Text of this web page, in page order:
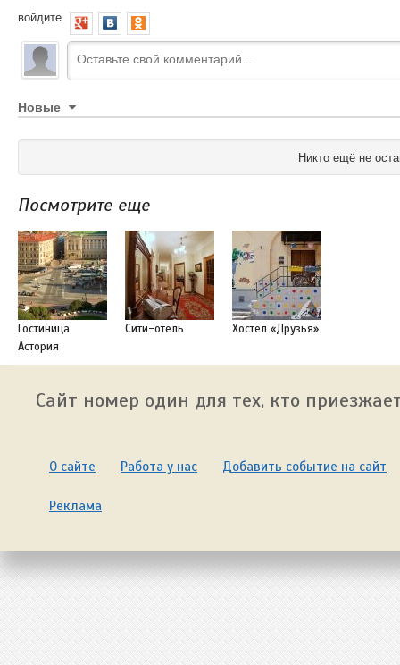
войдите
Новые
Никто ещё не
Посмотрите еще
Гостиница
Астория
Сити-отель Хостел «Друзья»
Сайт номер один для тех, кто
О сайте Работа у нас Добавить событие на сайт
Реклама